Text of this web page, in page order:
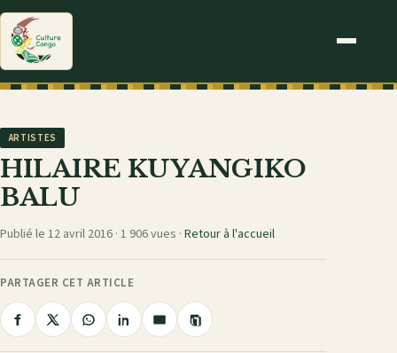
ARTISTES
HILAIRE KUYANGIKO
BALU
Publié le 12 avril 2016 · 1 906 vues · Retour à l'accueil
PARTAGER CET ARTICLE
PartagerPartagerPartagerPartagerPartager
Copier
le